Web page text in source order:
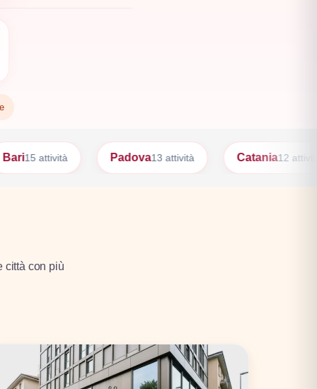
Padova13 attività Catania12 attività Palermo
città con più